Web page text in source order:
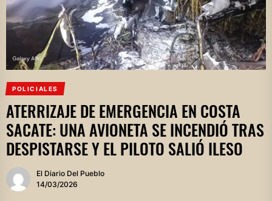
POLICIALES
ATERRIZAJE DE EMERGENCIA EN COSTA
SACATE: UNA AVIONETA SE INCENDIÓ TRAS
DESPISTARSE Y EL PILOTO SALIÓ ILESO
El Diario Del Pueblo
14/03/2026